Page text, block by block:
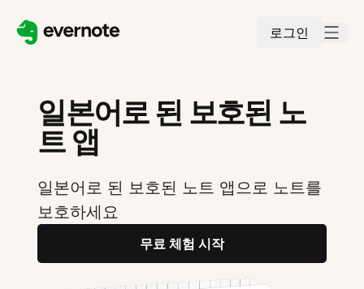
로그인
일본어로 된 보호된 노
트 앱
일본어로 된 보호된 노트 앱으로 노트를
보호하세요
무료 체험 시작